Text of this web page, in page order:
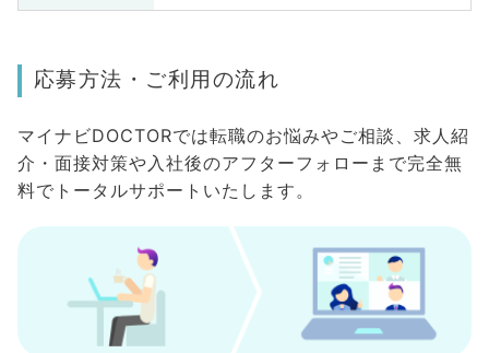
応募方法・ご利用の流れ
マイナビDOCTORでは転職のお悩みやご相談、求人紹
介・面接対策や入社後のアフターフォローまで完全無
料でトータルサポートいたします。